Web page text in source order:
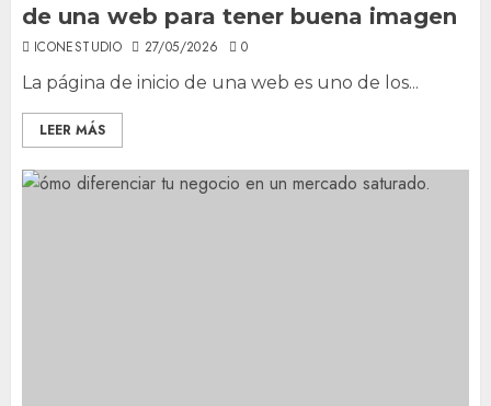
de una web para tener buena imagen
ICONESTUDIO 27/05/2026 0
La página de inicio de una web es uno de los...
LEER MÁS